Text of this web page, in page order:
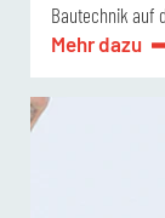
Bautechnik auf
Mehr dazu